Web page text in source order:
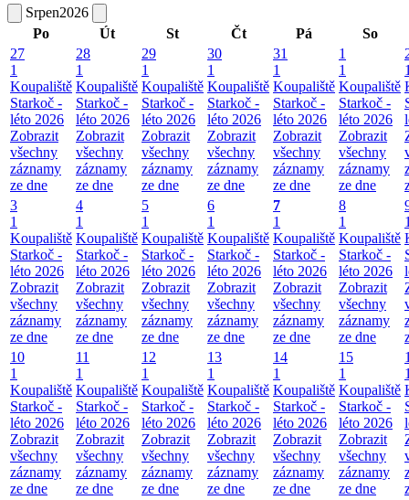
Srpen2026
Po
Út St Čt Pá
So
27
1
Koupaliště
Starkoč -
léto 2026
Zobrazit
všechny
záznamy
ze dne
28
1
Koupaliště
Starkoč -
léto 2026
Zobrazit
všechny
záznamy
ze dne
29
1
Koupaliště
Starkoč -
léto 2026
Zobrazit
všechny
záznamy
ze dne
30
1
Koupaliště
Starkoč -
léto 2026
Zobrazit
všechny
záznamy
ze dne
31
1
Koupaliště
Starkoč -
léto 2026
Zobrazit
všechny
záznamy
ze dne
1
1
Koupaliště
Starkoč -
léto 2026
Zobrazit
všechny
záznamy
ze dne
3
1
Koupaliště
Starkoč -
léto 2026
Zobrazit
všechny
záznamy
ze dne
4
1
Koupaliště
Starkoč -
léto 2026
Zobrazit
všechny
záznamy
ze dne
5
1
Koupaliště
Starkoč -
léto 2026
Zobrazit
všechny
záznamy
ze dne
6
1
Koupaliště
Starkoč -
léto 2026
Zobrazit
všechny
záznamy
ze dne
7
1
Koupaliště
Starkoč -
léto 2026
Zobrazit
všechny
záznamy
ze dne
8
1
Koupaliště
Starkoč -
léto 2026
Zobrazit
všechny
záznamy
ze dne
10
1
Koupaliště
Starkoč -
léto 2026
Zobrazit
všechny
záznamy
ze dne
11
1
Koupaliště
Starkoč -
léto 2026
Zobrazit
všechny
záznamy
ze dne
12
1
Koupaliště
Starkoč -
léto 2026
Zobrazit
všechny
záznamy
ze dne
13
1
Koupaliště
Starkoč -
léto 2026
Zobrazit
všechny
záznamy
ze dne
14
1
Koupaliště
Starkoč -
léto 2026
Zobrazit
všechny
záznamy
ze dne
15
1
Koupaliště
Starkoč -
léto 2026
Zobrazit
všechny
záznamy
ze dne